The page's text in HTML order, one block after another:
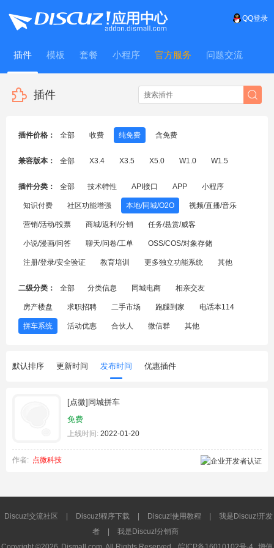
QQ登录
插件 模板 套餐 小程序 官方服务 问题交流
WitFrame
插件
插件价格： 全部 收费 纯免费 含免费
兼容版本： 全部 X3.4 X3.5 X5.0 W1.0 W1.5
插件分类： 全部 技术特性 API接口 APP 小程序
知识付费 社区功能增强 本地/同城/O2O 视频/直播/音乐
营销/活动/投票 商城/返利/分销 任务/悬赏/威客
小说/漫画/问答 聊天/问卷/工单 OSS/COS/对象存储
注册/登录/安全验证 教育培训 更多独立功能系统 其他
二级分类： 全部 分类信息 同城电商 相亲交友
房产楼盘 求职招聘 二手市场 跑腿到家 电话本114
拼车系统 活动优惠 合伙人 微信群 其他
默认排序 更新时间 发布时间 优惠插件
[点微]同城拼车
免费
上线时间: 2022-01-20
作者: 点微科技
Discuz!交流社区 Discuz!程序下载 Discuz!使用教程
我是Discuz!开发
者
我是Discuz!分销商